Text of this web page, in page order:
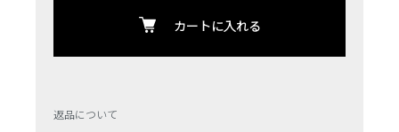
カートに入れる
返品について